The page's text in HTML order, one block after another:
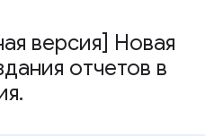
версия] Новая
отчетов в
.